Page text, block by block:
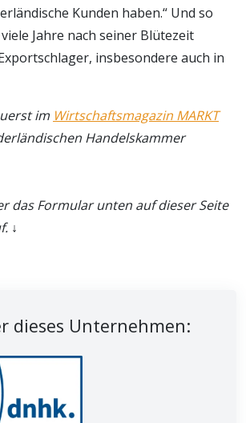
Kunden haben.“ Und so
Jahre nach seiner Blütezeit
insbesondere auch in
im Wirtschaftsmagazin MARKT
Handelskammer
das Formular unten auf dieser Seite
↓
dieses Unternehmen: